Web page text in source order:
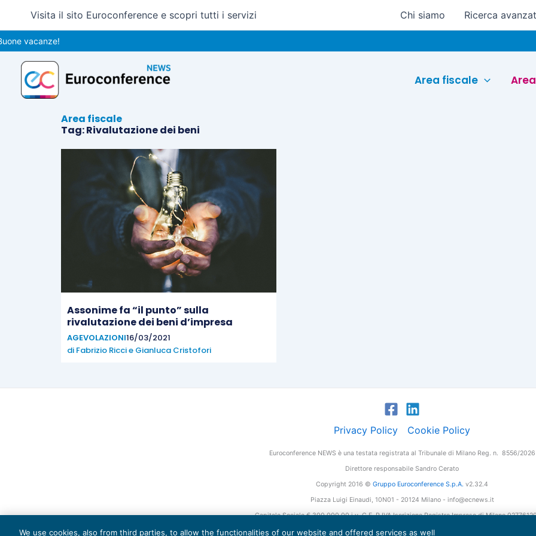
contenuto
Visita il sito Euroconference e scopri tutti i servizi Chi siamo Ricerca
vacanze!
Area fiscale
Area fiscale
Tag: Rivalutazione dei beni
Assonime fa “il punto” sulla
rivalutazione dei beni d’impresa
AGEVOLAZIONI16/03/2021
di Fabrizio Riccie Gianluca Cristofori
Privacy Policy Cookie Policy
Euroconference NEWS è una testata registrata al Tribunale di Milano Reg. n. 8556/2026
Direttore responsabile Sandro Cerato
Copyright 2016 © Gruppo Euroconference S.p.A. v2.32.4
Piazza Luigi Einaudi, 10N01 - 20124 Milano - info@ecnews.it
Capitale Sociale € 300.000,00 i.v. C.F. P.IVA Iscrizione Registro Imprese di Milano
We use cookies, also from third parties, to allow the functionalities of our website and offered services as well